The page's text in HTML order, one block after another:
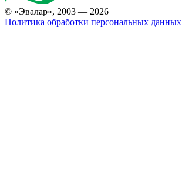
© «Эвалар», 2003 — 2026
Политика обработки персональных данных